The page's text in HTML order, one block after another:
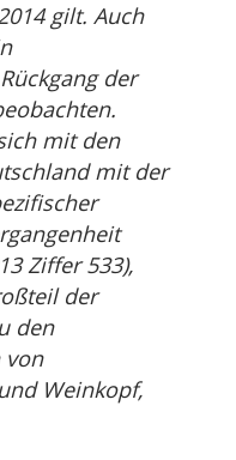
gilt. Auch
der
mit den
mit der
Ziffer 533),
der
den
von
Weinkopf,